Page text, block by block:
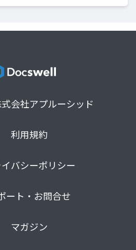
会社アプルーシッド
利用規約
バシーポリシー
ート・お問合せ
マガジン